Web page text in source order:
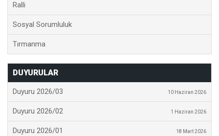
Ralli
Sosyal Sorumluluk
Tırmanma
DUYURULAR
Duyuru 2026/03 10 Haziran 2026
Duyuru 2026/02 1 Haziran 2026
Duyuru 2026/01 18 Mart 2026